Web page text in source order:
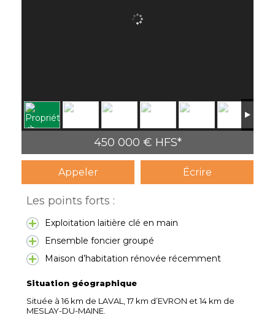
450 000 € HFS*
Appeler Écrire
Les points forts :
Exploitation laitière clé en main
Ensemble foncier groupé
Maison d’habitation rénovée récemment
Situation géographique
Située à 16 km de LAVAL, 17 km d’EVRON et 14 km de
MESLAY-DU-MAINE.